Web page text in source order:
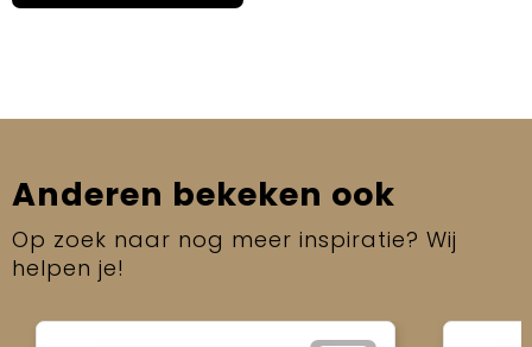
Anderen bekeken ook
Op zoek naar nog meer inspiratie? Wij
helpen je!